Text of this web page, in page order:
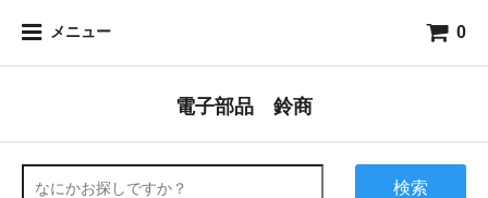
メニュー 0
電子部品 鈴商
検索